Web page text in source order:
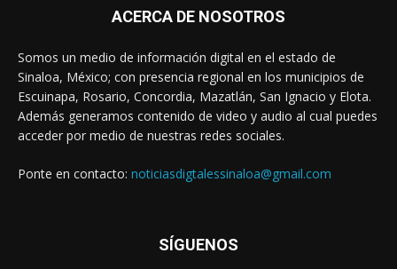
ACERCA DE NOSOTROS
Somos un medio de información digital en el estado de
Sinaloa, México; con presencia regional en los municipios de
Escuinapa, Rosario, Concordia, Mazatlán, San Ignacio y Elota.
Además generamos contenido de video y audio al cual puedes
acceder por medio de nuestras redes sociales.
Ponte en contacto: noticiasdigtalessinaloa@gmail.com
SÍGUENOS